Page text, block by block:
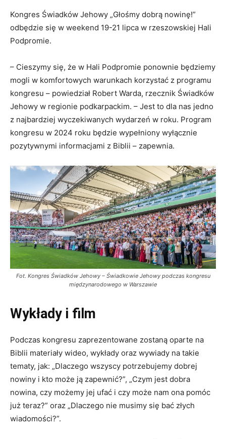
Kongres Świadków Jehowy „Głośmy dobrą nowinę!”
odbędzie się w weekend 19-21 lipca w rzeszowskiej Hali
Podpromie.
– Cieszymy się, że w Hali Podpromie ponownie będziemy
mogli w komfortowych warunkach korzystać z programu
kongresu – powiedział Robert Warda, rzecznik Świadków
Jehowy w regionie podkarpackim. – Jest to dla nas jedno
z najbardziej wyczekiwanych wydarzeń w roku. Program
kongresu w 2024 roku będzie wypełniony wyłącznie
pozytywnymi informacjami z Biblii – zapewnia.
Fot. Kongres Świadków Jehowy – Świadkowie Jehowy podczas kongresu
międzynarodowego w Warszawie
Wykłady i film
Podczas kongresu zaprezentowane zostaną oparte na
Biblii materiały wideo, wykłady oraz wywiady na takie
tematy, jak: „Dlaczego wszyscy potrzebujemy dobrej
nowiny i kto może ją zapewnić?”, „Czym jest dobra
nowina, czy możemy jej ufać i czy może nam ona pomóc
już teraz?” oraz „Dlaczego nie musimy się bać złych
wiadomości?”.